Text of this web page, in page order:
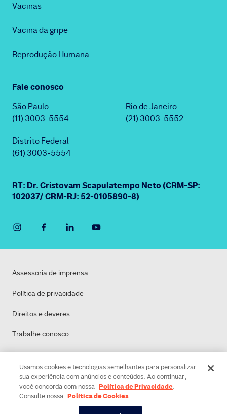
Vacinas
Vacina da gripe
Reprodução Humana
Fale conosco
São Paulo
(11) 3003-5554
Rio de Janeiro
(21) 3003-5552
Distrito Federal
(61) 3003-5554
RT: Dr. Cristovam Scapulatempo Neto (CRM-SP:
102037/ CRM-RJ: 52-0105890-8)
Assessoria de imprensa
Política de privacidade
Direitos e deveres
Trabalhe conosco
Dasa
Política de Cookies
Usamos cookies e tecnologias semelhantes para personalizar
sua experiência com anúncios e conteúdos. Ao continuar,
você concorda com nossa Política de Privacidade.
Consulte nossa Política de Cookies